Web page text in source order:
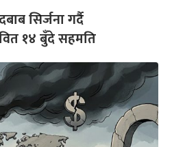
सिर्जना गर्दै
१४ बुँदे सहमति